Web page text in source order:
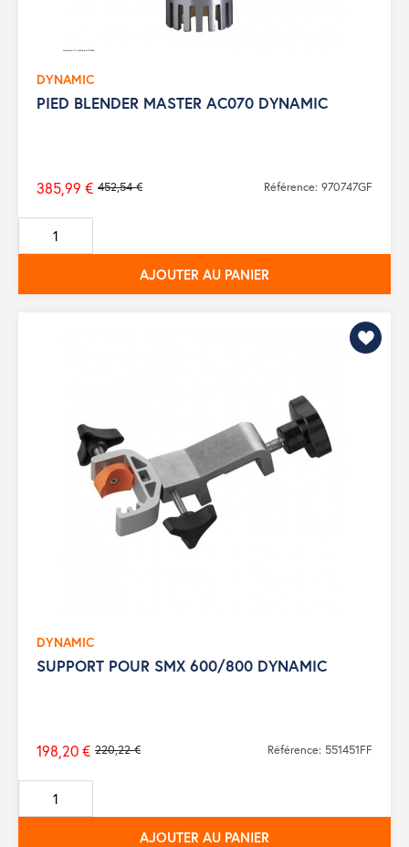
DYNAMIC
PIED BLENDER MASTER AC070 DYNAMIC
Prix
de
base
452,54 €
385,99 € Référence: 970747GF
AJOUTER AU PANIER
DYNAMIC
SUPPORT POUR SMX 600/800 DYNAMIC
Prix
de
base
220,22 €
198,20 € Référence: 551451FF
AJOUTER AU PANIER